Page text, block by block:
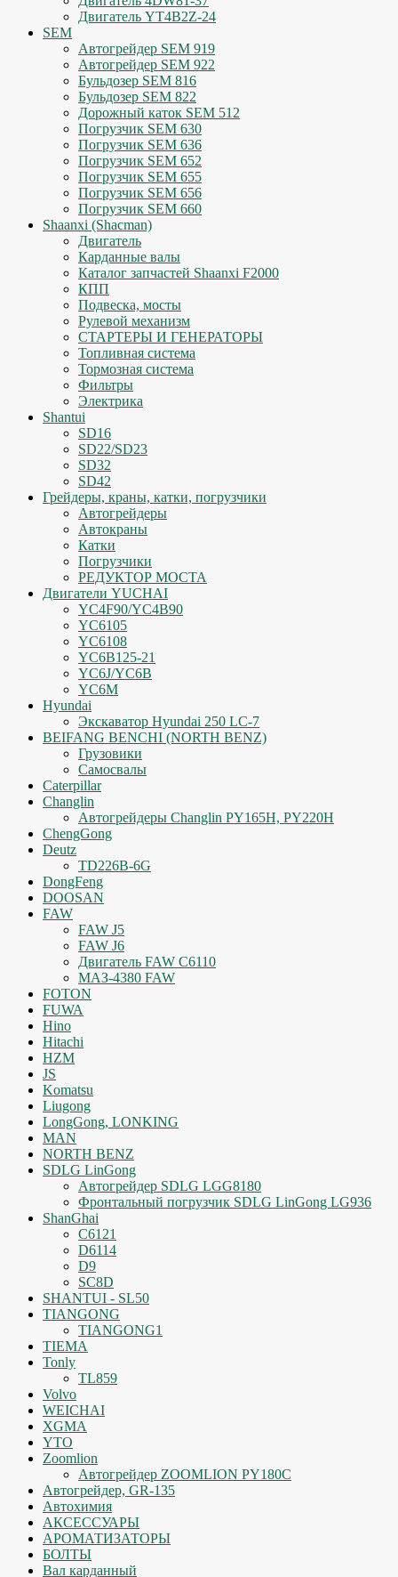
Двигатель YT4B2Z-24
SEM
Автогрейдер SEM 919
Автогрейдер SEM 922
Бульдозер SEM 816
Бульдозер SEM 822
Дорожный каток SEM 512
Погрузчик SEM 630
Погрузчик SEM 636
Погрузчик SEM 652
Погрузчик SEM 655
Погрузчик SEM 656
Погрузчик SEM 660
Shaanxi (Shacman)
Двигатель
Карданные валы
Каталог запчастей Shaanxi F2000
КПП
Подвеска, мосты
Рулевой механизм
СТАРТЕРЫ И ГЕНЕРАТОРЫ
Топливная система
Тормозная система
Фильтры
Электрика
Shantui
SD16
SD22/SD23
SD32
SD42
Грейдеры, краны, катки, погрузчики
Автогрейдеры
Автокраны
Катки
Погрузчики
РЕДУКТОР МОСТА
Двигатели YUCHAI
YC4F90/YC4B90
YC6105
YC6108
YC6B125-21
YC6J/YC6B
YC6M
Hyundai
Экскаватор Hyundai 250 LC-7
BEIFANG BENCHI (NORTH BENZ)
Грузовики
Самосвалы
Caterpillar
Changlin
Автогрейдеры Changlin PY165H, PY220H
ChengGong
Deutz
TD226B-6G
DongFeng
DOOSAN
FAW
FAW J5
FAW J6
Двигатель FAW C6110
МАЗ-4380 FAW
FOTON
FUWA
Hino
Hitachi
HZM
JS
Komatsu
Liugong
LongGong, LONKING
MAN
NORTH BENZ
SDLG LinGong
Автогрейдер SDLG LGG8180
Фронтальный погрузчик SDLG LinGong LG936
ShanGhai
C6121
D6114
D9
SC8D
SHANTUI - SL50
TIANGONG
TIANGONG1
TIEMA
Tonly
TL859
Volvo
WEICHAI
XGMA
YTO
Zoomlion
Автогрейдер ZOOMLION PY180C
Автогрейдер, GR-135
Автохимия
АКСЕССУАРЫ
АРОМАТИЗАТОРЫ
БОЛТЫ
Вал карданный